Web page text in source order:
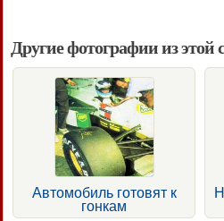
Другие фотографии из этой
Автомобиль готовят к
гонкам